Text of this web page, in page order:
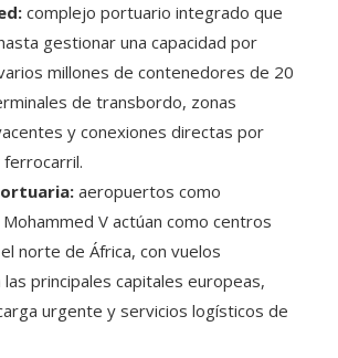
complejo portuario integrado que
gestionar una capacidad por
millones de contenedores de 20
de transbordo, zonas
y conexiones directas por
aeropuertos como
Mohammed V actúan como centros
norte de África, con vuelos
principales capitales europeas,
urgente y servicios logísticos de